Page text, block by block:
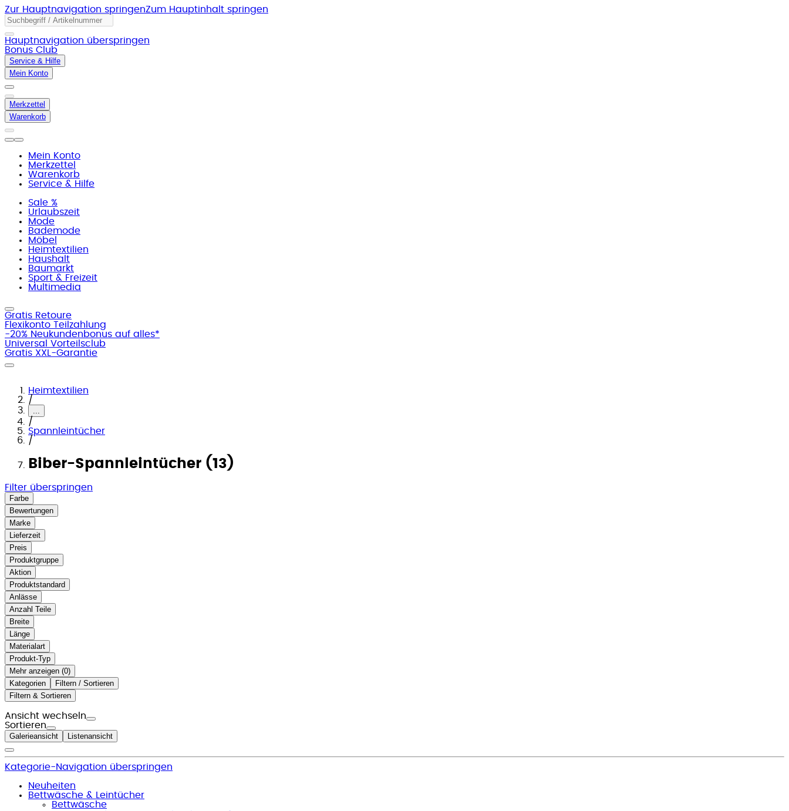
Zur Hauptnavigation springenZum Hauptinhalt springen
Hauptnavigation überspringen
Bonus Club
Service & Hilfe
Mein Konto
Merkzettel
Warenkorb
Mein Konto
Merkzettel
Warenkorb
Service & Hilfe
Sale %
Urlaubszeit
Mode
Bademode
Möbel
Heimtextilien
Haushalt
Baumarkt
Sport & Freizeit
Multimedia
Gratis Retoure
Flexikonto Teilzahlung
-20% Neukundenbonus auf alles*
Universal Vorteilsclub
Gratis XXL-Garantie
Heimtextilien
/
...
/
Spannleintücher
/
Biber-Spannleintücher (13)
Filter überspringen
Farbe
Bewertungen
Marke
Lieferzeit
Preis
Produktgruppe
Aktion
Produktstandard
Anlässe
Anzahl Teile
Breite
Länge
Materialart
Produkt-Typ
Mehr anzeigen ( )
Kategorien
Filtern / Sortieren
Filtern & Sortieren
Ansicht wechseln
Sortieren
Galerieansicht Listenansicht
Kategorie-Navigation überspringen
Neuheiten
Bettwäsche & Leintücher
Bettwäsche